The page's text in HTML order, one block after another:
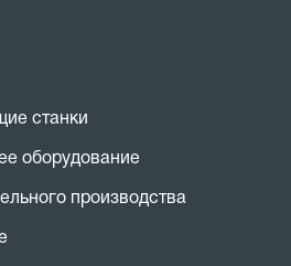
станки
оборудование
производства